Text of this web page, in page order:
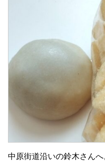
中原街道沿いの鈴木さん